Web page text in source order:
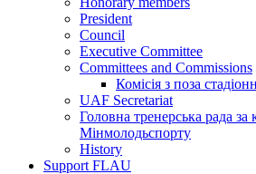
President
Council
Executive Committee
Committees and Commissions
Комісія з поза
UAF Secretariat
Головна тренерська рада за
Мінмолодьспорту
History
Support FLAU